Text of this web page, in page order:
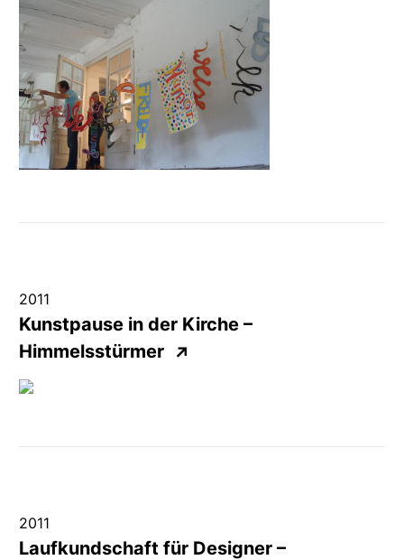
Kunstpause in der Kirche –
Himmelsstürmer ↗
2011
Laufkundschaft für Designer –
2011